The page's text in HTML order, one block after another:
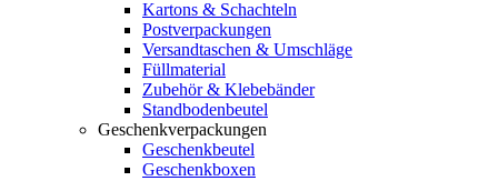
Kartons & Schachteln
Postverpackungen
Versandtaschen & Umschläge
Füllmaterial
Zubehör & Klebebänder
Standbodenbeutel
Geschenkverpackungen
Geschenkbeutel
Geschenkboxen